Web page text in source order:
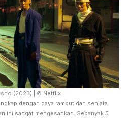
(2023) | © Netflix
dengan gaya rambut dan senjata
ini sangat mengesankan. Sebanyak 5